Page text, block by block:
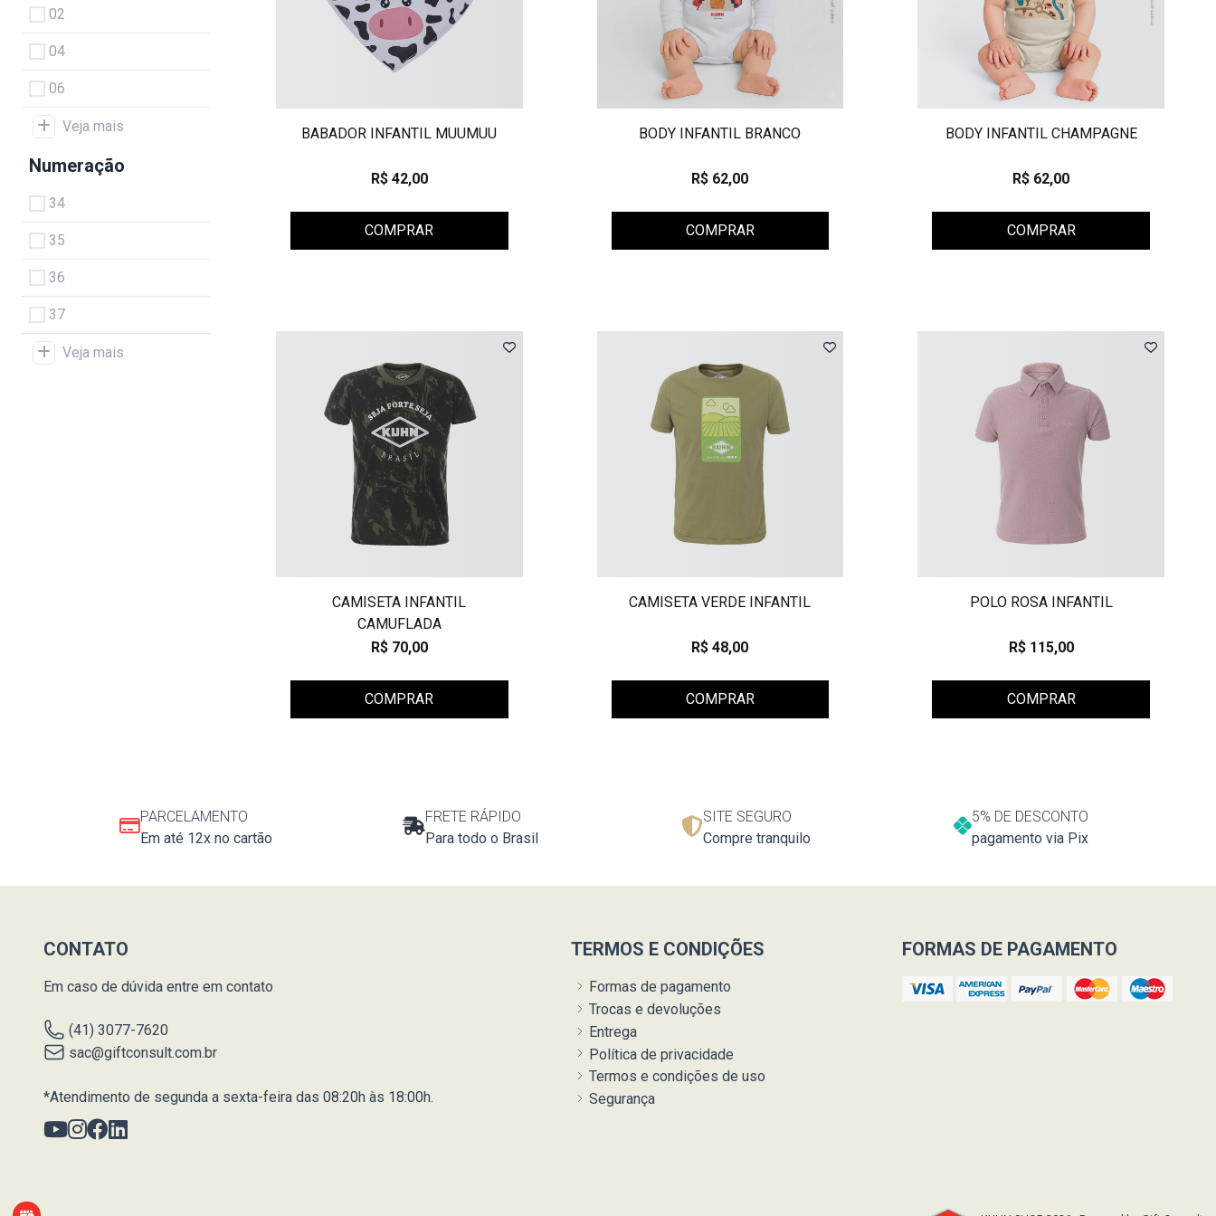
02
04
06
Veja mais
Numeração
34
35
36
37
Veja mais
BABADOR INFANTIL MUUMUU
R$ 42,00
COMPRAR
BODY INFANTIL BRANCO
R$ 62,00
COMPRAR
BODY INFANTIL CHAMPAGNE
R$ 62,00
COMPRAR
CAMISETA INFANTIL
CAMUFLADA
R$ 70,00
COMPRAR
CAMISETA VERDE INFANTIL
R$ 48,00
COMPRAR
POLO ROSA INFANTIL
R$ 115,00
COMPRAR
PARCELAMENTO
Em até 12x no cartão
FRETE RÁPIDO
Para todo o Brasil
SITE SEGURO
Compre tranquilo
5% DE DESCONTO
pagamento via Pix
CONTATO
Em caso de dúvida entre em contato
(41) 3077-7620
sac@giftconsult.com.br
*Atendimento de segunda a sexta-feira das 08:20h às 18:00h.
TERMOS E CONDIÇÕES
Formas de pagamento
Trocas e devoluções
Entrega
Política de privacidade
Termos e condições de uso
Segurança
FORMAS DE PAGAMENTO